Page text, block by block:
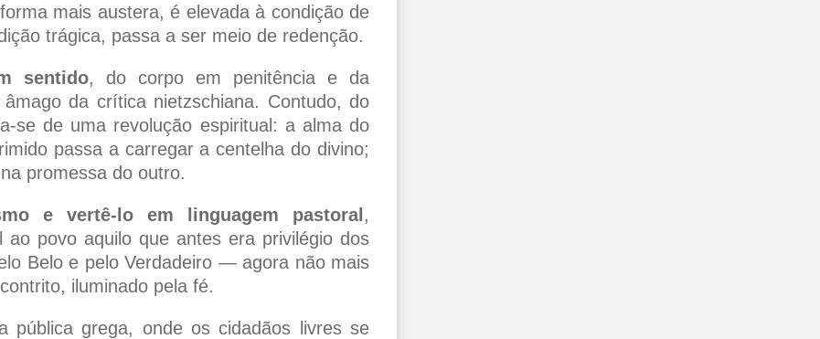
mais austera, é elevada à condição de
trágica, passa a ser meio de redenção.
sentido, do corpo em penitência e da
da crítica nietzschiana. Contudo, do
se de uma revolução espiritual: a alma do
passa a carregar a centelha do divino;
promessa do outro.
e vertê-lo em linguagem pastoral,
povo aquilo que antes era privilégio dos
Belo e pelo Verdadeiro — agora não mais
iluminado pela fé.
grega, onde os cidadãos livres se